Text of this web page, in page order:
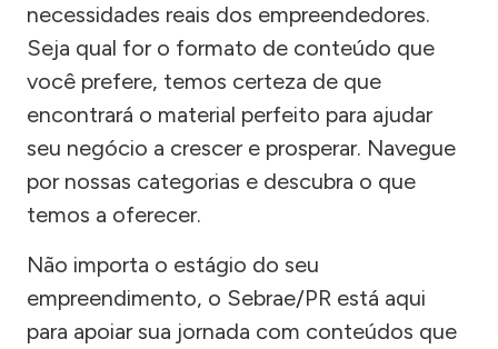
necessidades reais dos empreendedores.
Seja qual for o formato de conteúdo que
você prefere, temos certeza de que
encontrará o material perfeito para ajudar
seu negócio a crescer e prosperar. Navegue
por nossas categorias e descubra o que
temos a oferecer.
Não importa o estágio do seu
empreendimento, o Sebrae/PR está aqui
para apoiar sua jornada com conteúdos que